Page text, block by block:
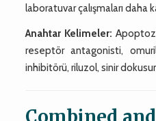
laboratuvar çalışmaları daha
Anahtar Kelimeler:
reseptör antagonisti,
inhibitörü, riluzol, sinir
Combined